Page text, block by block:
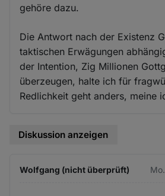
gehöre dazu.
Die Antwort nach der Existenz
taktischen Erwägungen
der Intention, Zig Millionen
überzeugen, halte ich für
Redlichkeit geht anders, meine
Diskussion anzeigen
Wolfgang (nicht überprüft)